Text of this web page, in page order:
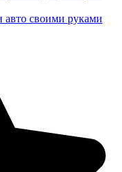
авто своими руками